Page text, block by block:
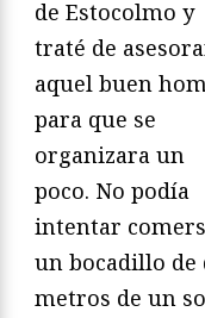
de Estocolmo y
traté de
aquel buen
para que se
organizara un
poco. No podía
intentar
un bocadillo de
metros de un